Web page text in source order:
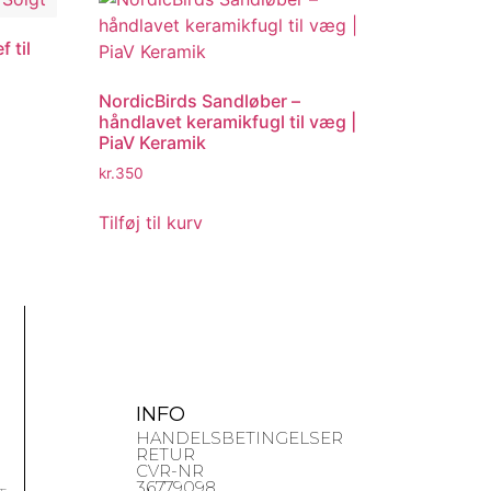
til
NordicBirds Sandløber –
håndlavet keramikfugl til væg |
PiaV Keramik
kr.350
Tilføj til kurv
INFO
HANDELSBETINGELSER
RETUR
CVR-NR
36779098